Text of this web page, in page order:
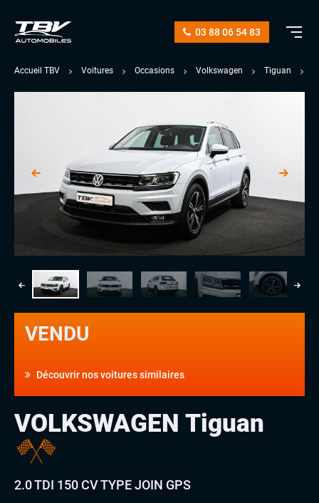
03 88 06 54 83
Accueil TBV Voitures Occasions Volkswagen Tiguan
VENDU
Découvrir nos voitures similaires
VOLKSWAGEN Tiguan
2.0 TDI 150 CV TYPE JOIN GPS